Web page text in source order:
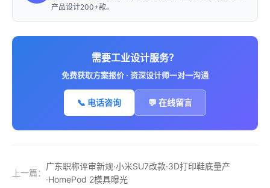
产品设计200+款。
需要工业设计服务？
免费获取方案报价 · 资深设计师一对一沟通
📞 电话咨询 💬 在线留言
上一篇：
广东职称评审新规·小米SU7改款·3D打印鞋底量产
·HomePod 2模具曝光